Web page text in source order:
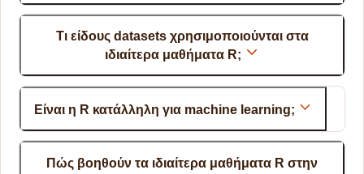
Τι είδους datasets χρησιμοποιούνται στα
ιδιαίτερα μαθήματα R;
Είναι η R κατάλληλη για machine learning;
Πώς βοηθούν τα ιδιαίτερα μαθήματα R στην